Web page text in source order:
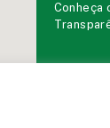
Conheça